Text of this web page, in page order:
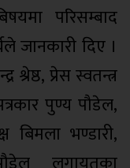
परिसम्बाद
जानकारी दिए ।
श्रेष्ठ, प्रेस स्वतन्त्र
पुण्य पौडेल,
बिमला भण्डारी,